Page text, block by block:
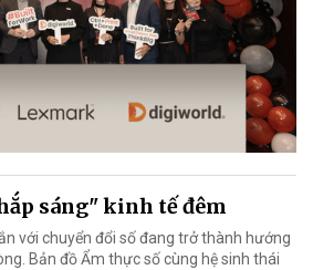
sáng" kinh tế đêm
với chuyển đổi số đang trở thành hướng
Bản đồ Ẩm thực số cùng hệ sinh thái